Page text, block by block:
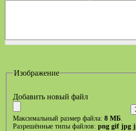
Изображение
Добавить новый файл
Максимальный размер файла: 8 МБ
Разрешённые типы файлов: png gif jpg